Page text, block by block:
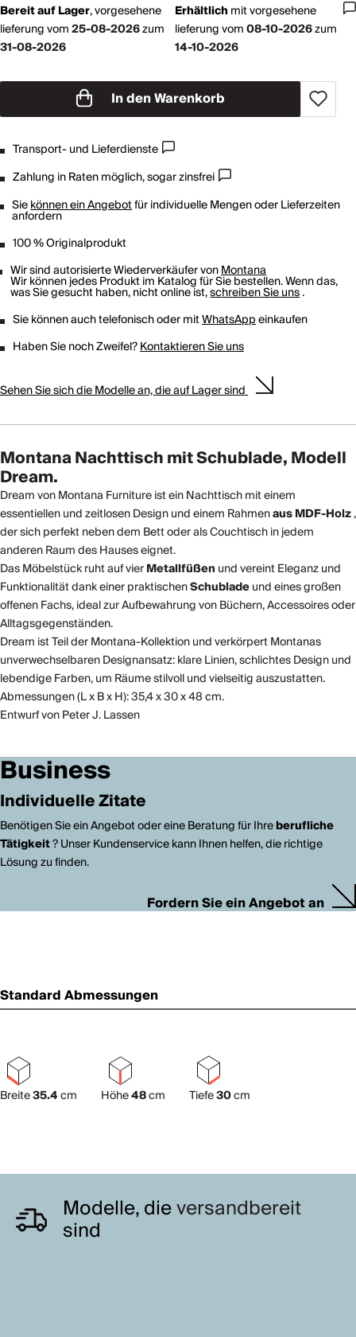
Bereit auf Lager,vorgesehene
lieferung vom25-08-2026zum
31-08-2026
Erhältlich mitvorgesehene
lieferung vom08-10-2026zum
14-10-2026
In den Warenkorb
Transport- und Lieferdienste
Zahlung in Raten möglich, sogar zinsfrei
Siekönnen ein Angebotfür individuelle Mengen oder Lieferzeiten
anfordern
100 % Originalprodukt
Wir sind autorisierte Wiederverkäufer vonMontana
Wir können jedes Produkt im Katalog für Sie bestellen. Wenn das,
was Sie gesucht haben, nicht online ist,schreiben Sie uns.
Sie können auch telefonisch oder mitWhatsAppeinkaufen
Haben Sie noch Zweifel?Kontaktieren Sie uns
Sehen Sie sich die Modelle an, die auf Lager sind
Montana Nachttisch mit Schublade, Modell
Dream.
Dream von Montana Furniture ist ein Nachttisch mit einem
essentiellen und zeitlosen Design und einem Rahmenaus MDF-Holz,
der sich perfekt neben dem Bett oder als Couchtisch in jedem
anderen Raum des Hauses eignet.
Das Möbelstück ruht auf vierMetallfüßen und vereint Eleganz und
Funktionalität dank einer praktischenSchubladeund eines großen
offenen Fachs, ideal zur Aufbewahrung von Büchern, Accessoires oder
Alltagsgegenständen.
Dream ist Teil der Montana-Kollektion und verkörpert Montanas
unverwechselbaren Designansatz: klare Linien, schlichtes Design und
lebendige Farben, um Räume stilvoll und vielseitig auszustatten.
Abmessungen (L x B x H): 35,4 x 30 x 48 cm.
Entwurf von Peter J. Lassen
Business
Individuelle Zitate
Benötigen Sie ein Angebot oder eine Beratung für Ihreberufliche
Tätigkeit? Unser Kundenservice kann Ihnen helfen, die richtige
Lösung zu finden.
Fordern Sie ein Angebot an
Standard Abmessungen
Breite35.4cm Höhe48cm Tiefe30cm
Modelle, dieversandbereit
sind